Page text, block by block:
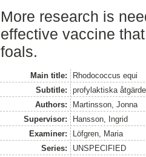
More research is
effective vaccine
foals.
Main title:
Rhodococcus equi
Subtitle:
profylaktiska
Authors:
Martinsson, Jonna
Supervisor:
Hansson, Ingrid
Examiner:
Löfgren, Maria
Series:
UNSPECIFIED